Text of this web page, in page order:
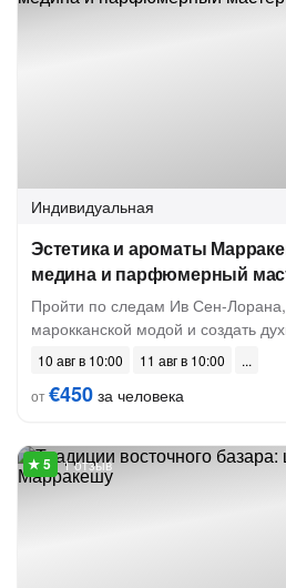
Индивидуальная
Эстетика и ароматы
медина и парфюмерный
Пройти по следам Ив Сен-Лорана,
марокканской модой и создать
10 авг в 10:00
11 авг в 10:00
от€450 за человека
1 отзыв